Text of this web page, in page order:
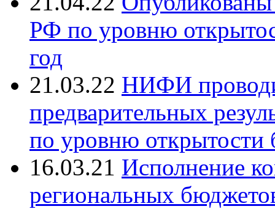
РФ по уровню
год
21.03.22 НИФИ
предварительных
по уровню
16.03.21 Исполнение
региональных